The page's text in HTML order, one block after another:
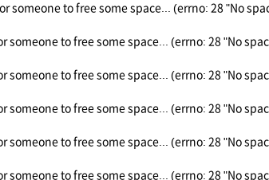
someone to free some space... (errno: 28 "No
to free some space... (errno: 28 "No
to free some space... (errno: 28 "No
to free some space... (errno: 28 "No
to free some space... (errno: 28 "No
to free some space... (errno: 28 "No